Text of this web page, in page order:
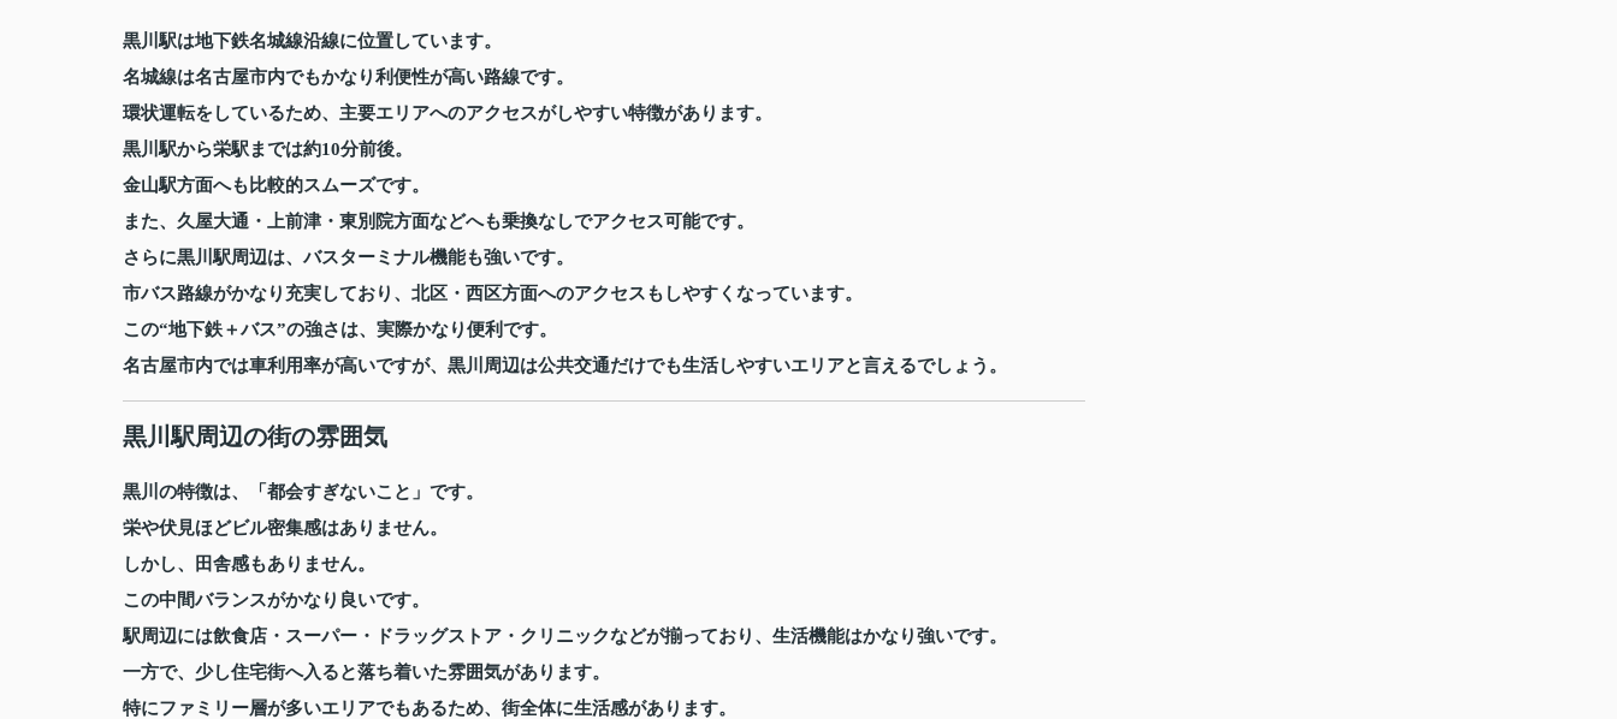
黒川駅は地下鉄名城線沿線に位置しています。
名城線は名古屋市内でもかなり利便性が高い路線です。
環状運転をしているため、主要エリアへのアクセスがしやすい特徴があります。
黒川駅から栄駅までは約10分前後。
金山駅方面へも比較的スムーズです。
また、久屋大通・上前津・東別院方面などへも乗換なしでアクセス可能です。
さらに黒川駅周辺は、バスターミナル機能も強いです。
市バス路線がかなり充実しており、北区・西区方面へのアクセスもしやすくなっています。
この“地下鉄＋バス”の強さは、実際かなり便利です。
名古屋市内では車利用率が高いですが、黒川周辺は公共交通だけでも生活しやすいエリアと言えるでしょう。
黒川駅周辺の街の雰囲気
黒川の特徴は、「都会すぎないこと」です。
栄や伏見ほどビル密集感はありません。
しかし、田舎感もありません。
この中間バランスがかなり良いです。
駅周辺には飲食店・スーパー・ドラッグストア・クリニックなどが揃っており、生活機能はかなり強いです。
一方で、少し住宅街へ入ると落ち着いた雰囲気があります。
特にファミリー層が多いエリアでもあるため、街全体に生活感があります。